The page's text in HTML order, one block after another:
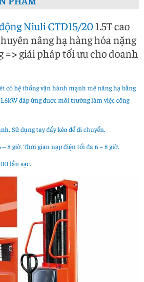
Niuli CTD15/20 1.5T cao
nâng hạ hàng hóa nặng
=> giải pháp tối ưu cho doanh
có hệ thống vận hành mạnh mẽ nâng hạ bằng
đáp ứng được môi trường làm việc công
Sử dụng tay đẩy kéo để di chuyển.
8 giờ. Thời gian nạp điện tối đa 6 – 8 giờ.
lần sạc.